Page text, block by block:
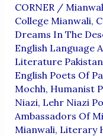
CORNER /
College Mianwali,
Dreams In The
English Language
Literature Pakistan
English Poets Of
Mochh, Humanist
Niazi, Lehr Niazi
Ambassadors Of
Mianwali, Literary